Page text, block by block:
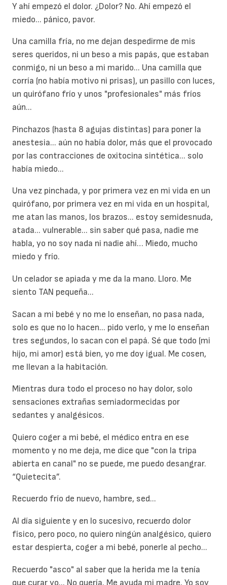
Y ahí empezó el dolor. ¿Dolor? No. Ahí empezó el
miedo... pánico, pavor.
Una camilla fría, no me dejan despedirme de mis
seres queridos, ni un beso a mis papás, que estaban
conmigo, ni un beso a mi marido... Una camilla que
corría (no había motivo ni prisas), un pasillo con luces,
un quirófano frío y unos "profesionales" más fríos
aún...
Pinchazos (hasta 8 agujas distintas) para poner la
anestesia... aún no había dolor, más que el provocado
por las contracciones de oxitocina sintética... solo
había miedo...
Una vez pinchada, y por primera vez en mi vida en un
quirófano, por primera vez en mi vida en un hospital,
me atan las manos, los brazos... estoy semidesnuda,
atada... vulnerable... sin saber qué pasa, nadie me
habla, yo no soy nada ni nadie ahí… Miedo, mucho
miedo y frío.
Un celador se apiada y me da la mano. Lloro. Me
siento TAN pequeña...
Sacan a mi bebé y no me lo enseñan, no pasa nada,
solo es que no lo hacen... pido verlo, y me lo enseñan
tres segundos, lo sacan con el papá. Sé que todo (mi
hijo, mi amor) está bien, yo me doy igual. Me cosen,
me llevan a la habitación.
Mientras dura todo el proceso no hay dolor, solo
sensaciones extrañas semiadormecidas por
sedantes y analgésicos.
Quiero coger a mi bebé, el médico entra en ese
momento y no me deja, me dice que "con la tripa
abierta en canal" no se puede, me puedo desangrar.
“Quietecita”.
Recuerdo frío de nuevo, hambre, sed...
Al día siguiente y en lo sucesivo, recuerdo dolor
físico, pero poco, no quiero ningún analgésico, quiero
estar despierta, coger a mi bebé, ponerle al pecho...
Recuerdo "asco" al saber que la herida me la tenía
que curar yo... No quería. Me ayuda mi madre. Yo soy